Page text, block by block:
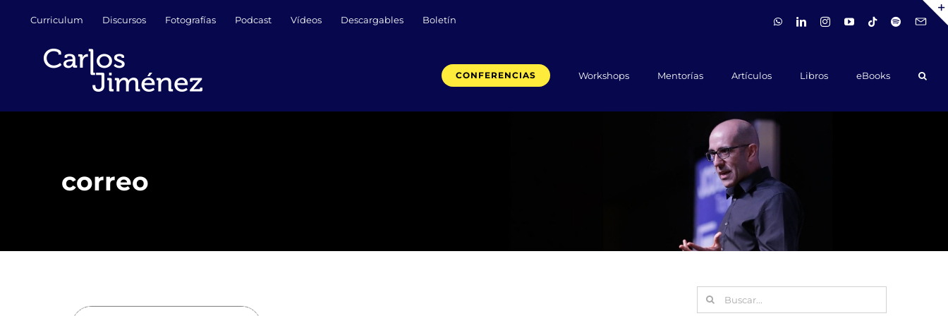
contenido
Curriculum Discursos Fotografías Podcast Vídeos Descargables Boletín WhatsApp
LinkedInInstagramYouTubeTiktokSpotify
CONFERENCIAS Workshops Mentorías Artículos Libros eBooks
correo
Buscar: